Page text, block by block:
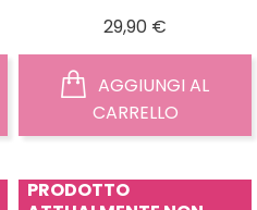
29,90 €
CARRELLO
PRODOTTO